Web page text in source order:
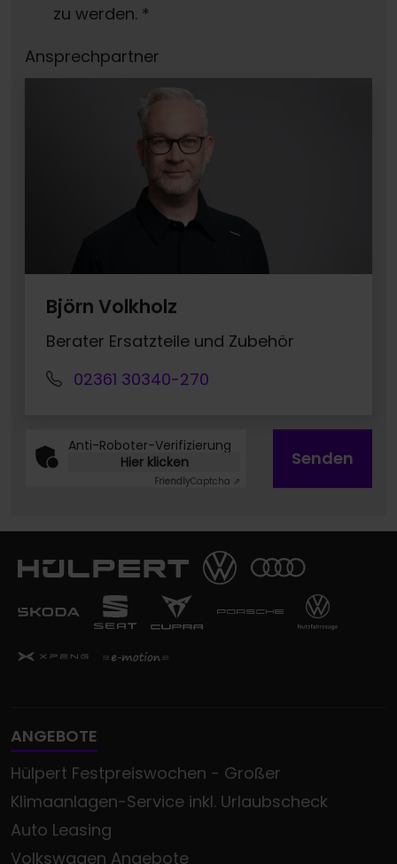
zu werden. *
Ansprechpartner
Björn Volkholz
Berater Ersatzteile und Zubehör
02361 30340-270
Anti-Roboter-Verifizierung
Hier klicken
FriendlyCaptcha ⇗
Senden
ANGEBOTE
Hülpert Festpreiswochen - Großer
Klimaanlagen-Service inkl. Urlaubscheck
Auto Leasing
Volkswagen Angebote